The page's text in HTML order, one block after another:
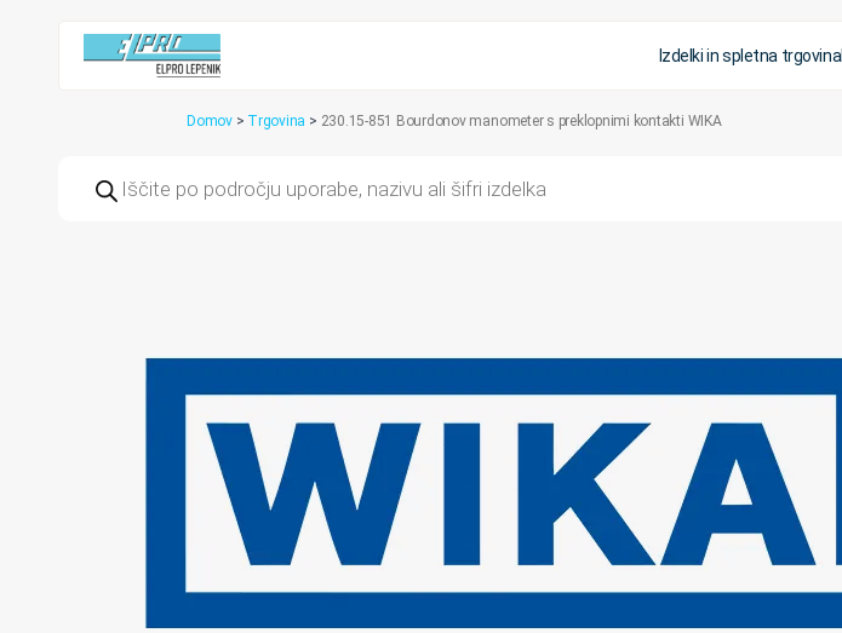
Izdelki in spletna trgovina
Domov > Trgovina > 230.15-851 Bourdonov manometer s preklopnimi kontakti WIKA
search